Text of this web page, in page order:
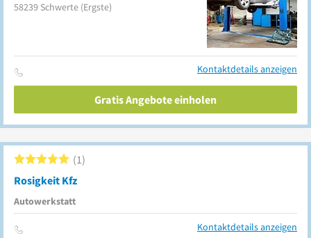
58239 Schwerte (Ergste)
Kontaktdetails anzeigen
Gratis Angebote einholen
Rosigkeit Kfz
Autowerkstatt
1
Kontaktdetails anzeigen